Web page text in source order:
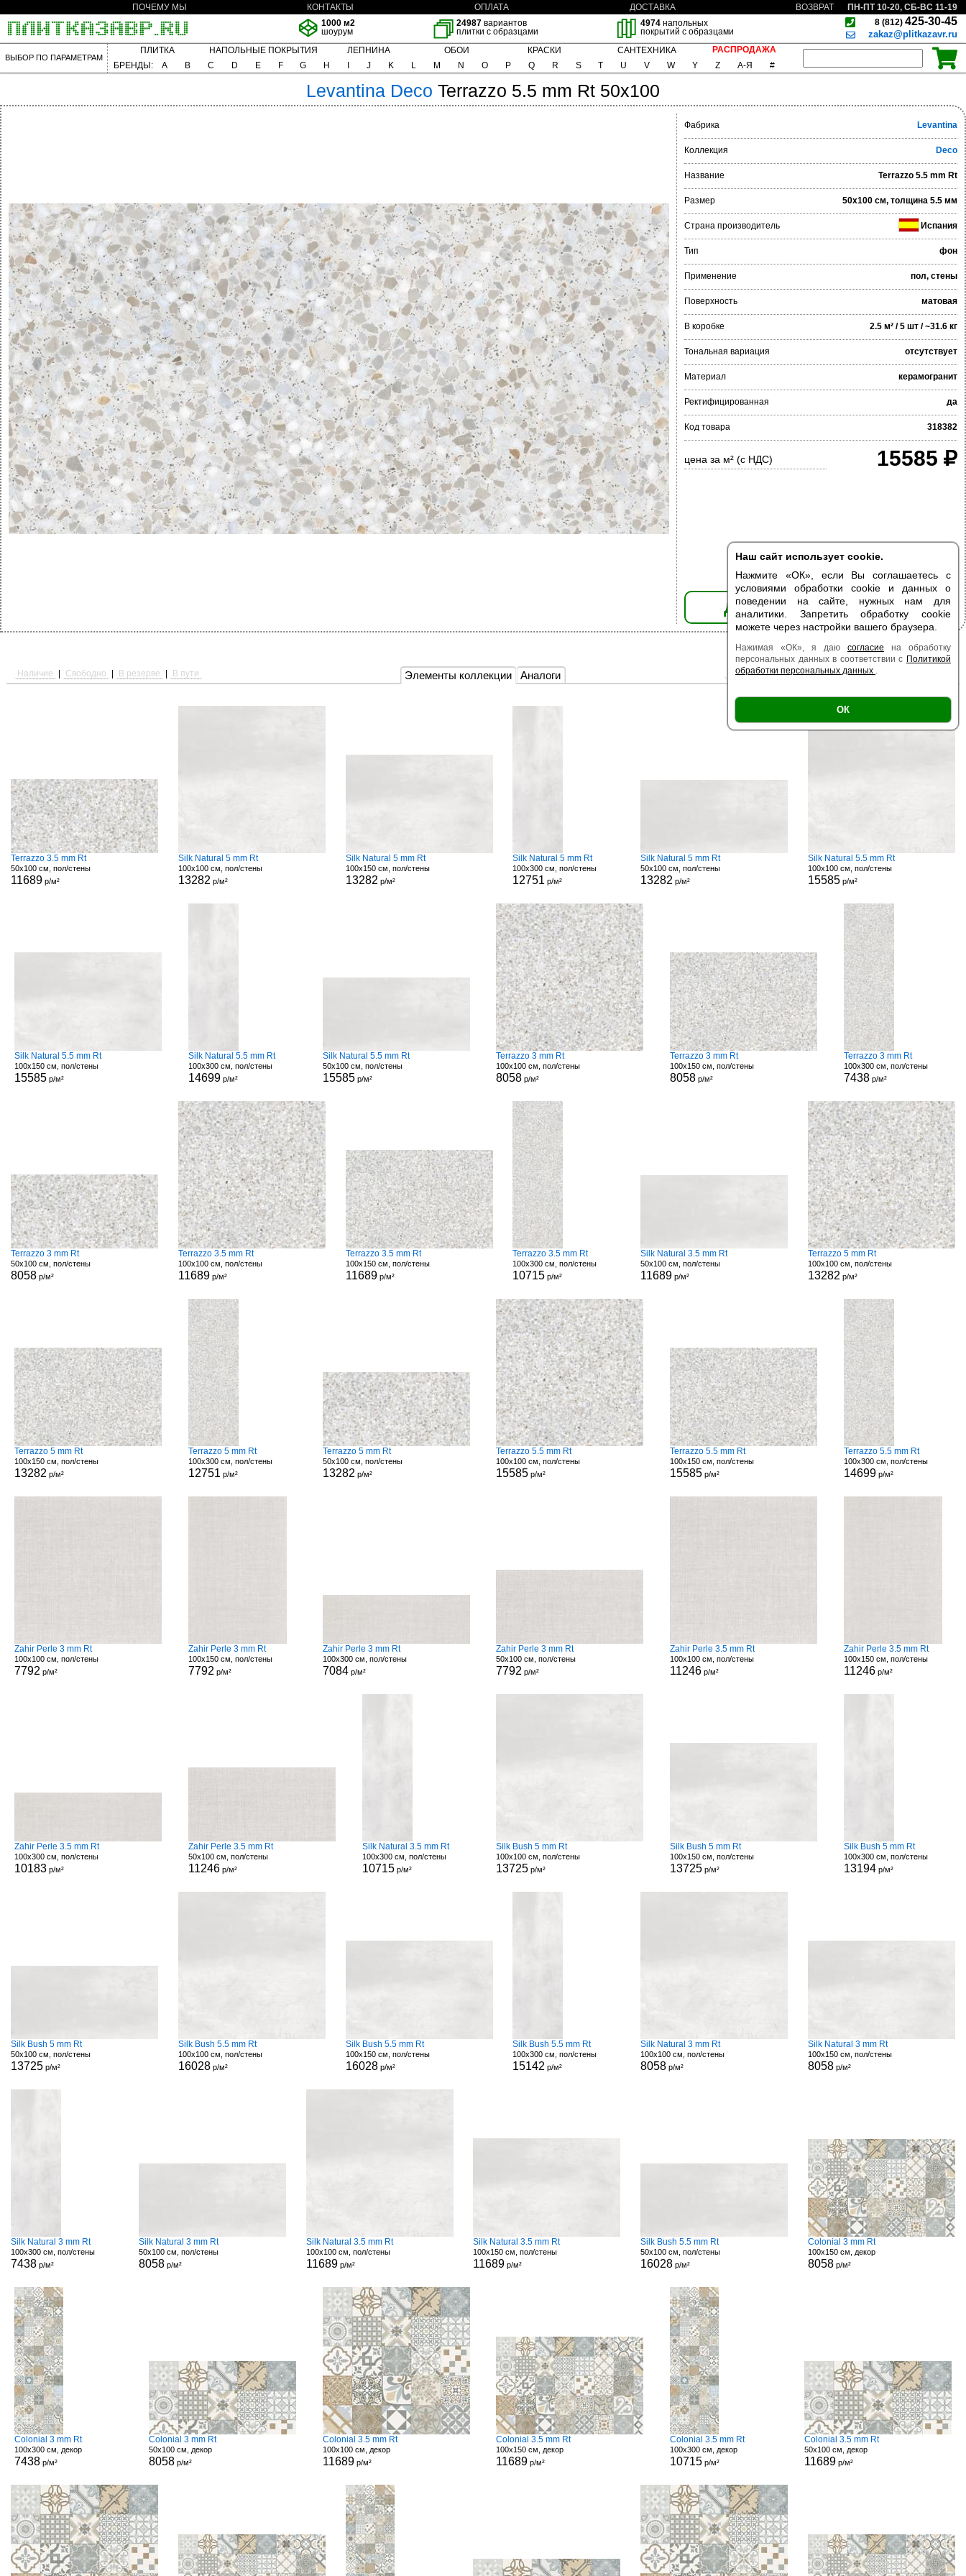
Наш сайт использует cookie.
Нажмите «ОК», если Вы соглашаетесь с
условиями обработки cookie и данных о
поведении на сайте, нужных нам для
аналитики. Запретить обработку cookie
можете через настройки вашего браузера.
Нажимая «ОК», я даю согласие на обработку
персональных данных в соответствии с Политикой
обработки персональных данных .
ОК
ПОЧЕМУ МЫ КОНТАКТЫ ОПЛАТА ДОСТАВКА ВОЗВРАТ
ПН-ПТ 10-20, СБ-ВС 11-19
1000 м2
шоурум
24987 вариантов
плитки с образцами
4974напольных
покрытий с образцами
8 (812) 425-30-45
zakaz@plitkazavr.ru
ВЫБОР ПО ПАРАМЕТРАМ
ПЛИТКА НАПОЛЬНЫЕ ПОКРЫТИЯ ЛЕПНИНА ОБОИ КРАСКИ САНТЕХНИКА
РАСПРОДАЖА
БРЕНДЫ:
A B C D E F G H J K L M N O P Q R S T U V W Y Z А-Я #
Levantina Deco Terrazzo 5.5 mm Rt 50x100
Фабрика Levantina
Коллекция Deco
Название Terrazzo 5.5 mm Rt
Размер 50x100 см, толщина 5.5 мм
Страна производитель Испания
Тип фон
Применение пол, стены
Поверхность матовая
В коробке 2.5 м² / 5 шт / ~31.6 кг
Тональная вариация отсутствует
Материал керамогранит
Ректифицированная да
Код товара 318382
цена за м² (с НДС) 15585
ДОБАВИТЬ В КОРЗИНУ
Элементы коллекции Аналоги
Наличие Свободно В резерве В пути Есть образец | Поверхность |
Terrazzo 3.5 mm Rt
50x100 см, пол/стены
11689 р/м²
Silk Natural 5 mm Rt
100x100 см, пол/стены
13282 р/м²
Silk Natural 5 mm Rt
100x150 см, пол/стены
13282 р/м²
Silk Natural 5 mm Rt
100x300 см, пол/стены
12751 р/м²
Silk Natural 5 mm Rt
50x100 см, пол/стены
13282 р/м²
Silk Natural 5.5 mm Rt
100x100 см, пол/стены
15585р/м²
Silk Natural 5.5 mm Rt
100x150 см, пол/стены
15585р/м²
Silk Natural 5.5 mm Rt
100x300 см, пол/стены
14699р/м²
Silk Natural 5.5 mm Rt
50x100 см, пол/стены
15585р/м²
Terrazzo 3 mm Rt
100x100 см, пол/стены
8058 р/м²
Terrazzo 3 mm Rt
100x150 см, пол/стены
8058 р/м²
Terrazzo 3 mm Rt
100x300 см, пол/стены
7438 р/м²
Terrazzo 3 mm Rt
50x100 см, пол/стены
8058 р/м²
Terrazzo 3.5 mm Rt
100x100 см, пол/стены
11689р/м²
Terrazzo 3.5 mm Rt
100x150 см, пол/стены
11689р/м²
Terrazzo 3.5 mm Rt
100x300 см, пол/стены
10715 р/м²
Silk Natural 3.5 mm Rt
50x100 см, пол/стены
11689р/м²
Terrazzo 5 mm Rt
100x100 см, пол/стены
13282 р/м²
Terrazzo 5 mm Rt
100x150 см, пол/стены
13282 р/м²
Terrazzo 5 mm Rt
100x300 см, пол/стены
12751 р/м²
Terrazzo 5 mm Rt
50x100 см, пол/стены
13282 р/м²
Terrazzo 5.5 mm Rt
100x100 см, пол/стены
15585 р/м²
Terrazzo 5.5 mm Rt
100x150 см, пол/стены
15585 р/м²
Terrazzo 5.5 mm Rt
100x300 см, пол/стены
14699 р/м²
Zahir Perle 3 mm Rt
100x100 см, пол/стены
7792 р/м²
Zahir Perle 3 mm Rt
100x150 см, пол/стены
7792 р/м²
Zahir Perle 3 mm Rt
100x300 см, пол/стены
7084р/м²
Zahir Perle 3 mm Rt
50x100 см, пол/стены
7792 р/м²
Zahir Perle 3.5 mm Rt
100x100 см, пол/стены
11246 р/м²
Zahir Perle 3.5 mm Rt
100x150 см, пол/стены
11246 р/м²
Zahir Perle 3.5 mm Rt
100x300 см, пол/стены
10183р/м²
Zahir Perle 3.5 mm Rt
50x100 см, пол/стены
11246р/м²
Silk Natural 3.5 mm Rt
100x300 см, пол/стены
10715р/м²
Silk Bush 5 mm Rt
100x100 см, пол/стены
13725 р/м²
Silk Bush 5 mm Rt
100x150 см, пол/стены
13725 р/м²
Silk Bush 5 mm Rt
100x300 см, пол/стены
13194 р/м²
Silk Bush 5 mm Rt
50x100 см, пол/стены
13725 р/м²
Silk Bush 5.5 mm Rt
100x100 см, пол/стены
16028р/м²
Silk Bush 5.5 mm Rt
100x150 см, пол/стены
16028р/м²
Silk Bush 5.5 mm Rt
100x300 см, пол/стены
15142 р/м²
Silk Natural 3 mm Rt
100x100 см, пол/стены
8058р/м²
Silk Natural 3 mm Rt
100x150 см, пол/стены
8058р/м²
Silk Natural 3 mm Rt
100x300 см, пол/стены
7438 р/м²
Silk Natural 3 mm Rt
50x100 см, пол/стены
8058р/м²
Silk Natural 3.5 mm Rt
100x100 см, пол/стены
11689р/м²
Silk Natural 3.5 mm Rt
100x150 см, пол/стены
11689 р/м²
Silk Bush 5.5 mm Rt
50x100 см, пол/стены
16028р/м²
Colonial 3 mm Rt
100x150 см, декор
8058р/м²
Colonial 3 mm Rt
100x300 см, декор
7438р/м²
Colonial 3 mm Rt
50x100 см, декор
8058р/м²
Colonial 3.5 mm Rt
100x100 см, декор
11689р/м²
Colonial 3.5 mm Rt
100x150 см, декор
11689 р/м²
Colonial 3.5 mm Rt
100x300 см, декор
10715 р/м²
Colonial 3.5 mm Rt
50x100 см, декор
11689 р/м²